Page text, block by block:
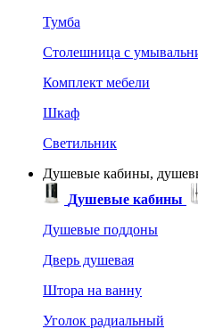
Тумба
Столешница с
Комплект мебели
Шкаф
Светильник
Душевые кабины,
Душевые кабины
Душевые поддоны
Дверь душевая
Штора на ванну
Уголок радиальный